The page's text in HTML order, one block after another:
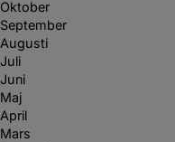
Oktober
September
Augusti
Juli
Juni
Maj
April
Mars